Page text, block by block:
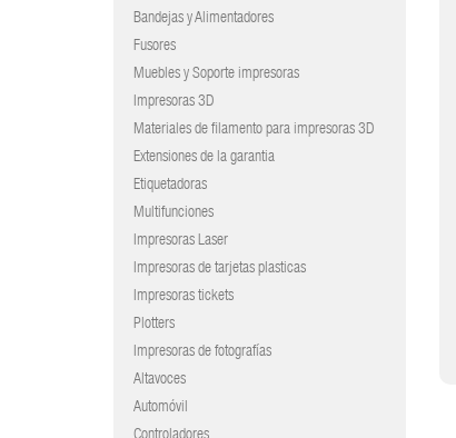
Bandejas y Alimentadores
Fusores
Muebles y Soporte impresoras
Impresoras 3D
Materiales de filamento para impresoras 3D
Extensiones de la garantia
Etiquetadoras
Multifunciones
Impresoras Laser
Impresoras de tarjetas plasticas
Impresoras tickets
Plotters
Impresoras de fotografías
Altavoces
Automóvil